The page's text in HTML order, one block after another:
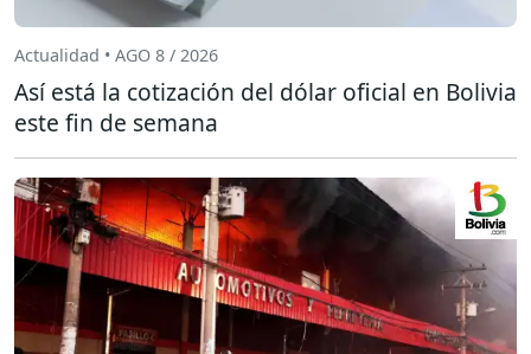
Actualidad • AGO 8 / 2026
Así está la cotización del dólar oficial en Bolivia
este fin de semana